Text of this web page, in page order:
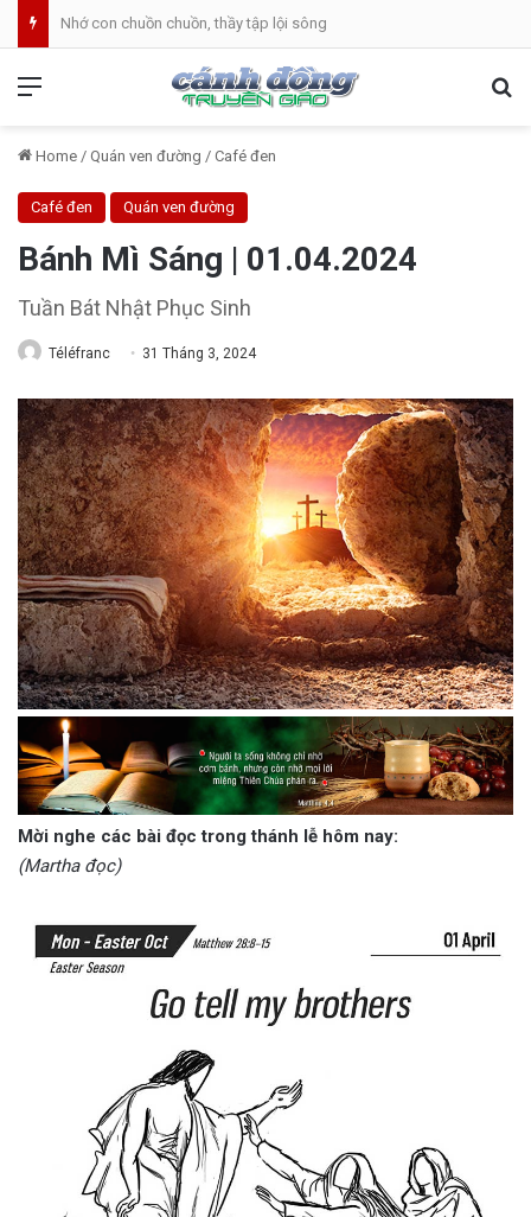
Nhớ con chuồn chuồn, thầy tập lội sông
Home / Quán ven đường / Café đen
Café đen Quán ven đường
Bánh Mì Sáng | 01.04.2024
Tuần Bát Nhật Phục Sinh
Téléfranc 31 Tháng 3, 2024
Mời nghe các bài đọc trong thánh lễ hôm nay:
(Martha đọc)